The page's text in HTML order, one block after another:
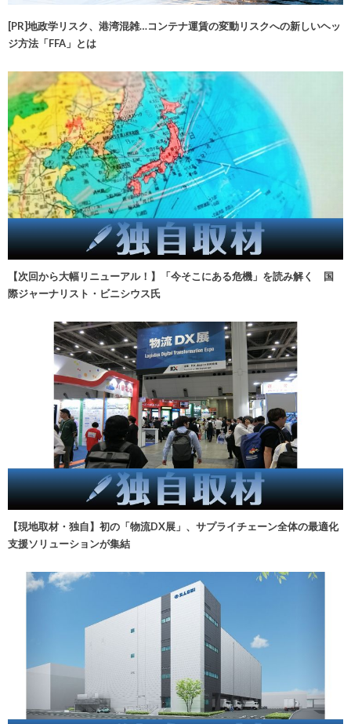
[PR]地政学リスク、港湾混雑…コンテナ運賃の変動リスクへの新しいヘッ
ジ方法「FFA」とは
【次回から大幅リニューアル！】「今そこにある危機」を読み解く 国
際ジャーナリスト・ビニシウス氏
【現地取材・独自】初の「物流DX展」、サプライチェーン全体の最適化
支援ソリューションが集結